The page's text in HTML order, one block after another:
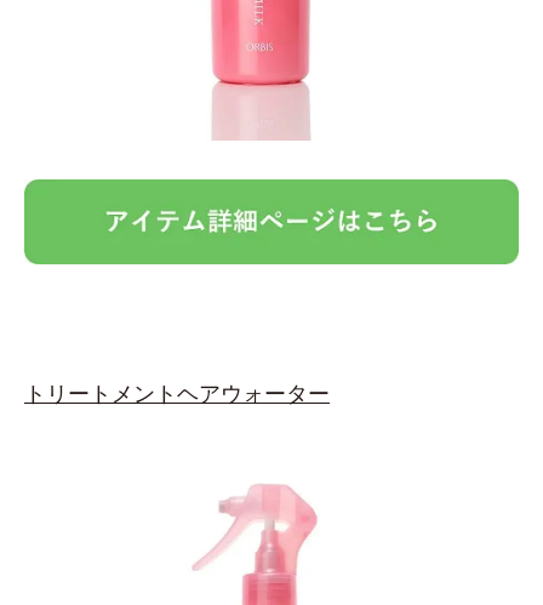
トリートメントヘアウォーター